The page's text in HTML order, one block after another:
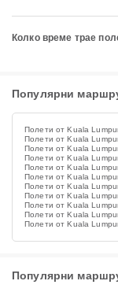
Колко време трае
Популярни
Полети от Kuala
Полети от Kuala
Полети от Kuala
Полети от Kuala
Полети от Kuala
Полети от Kuala
Полети от Kuala
Полети от Kuala
Полети от Kuala
Полети от Kuala
Полети от Kuala
Популярни